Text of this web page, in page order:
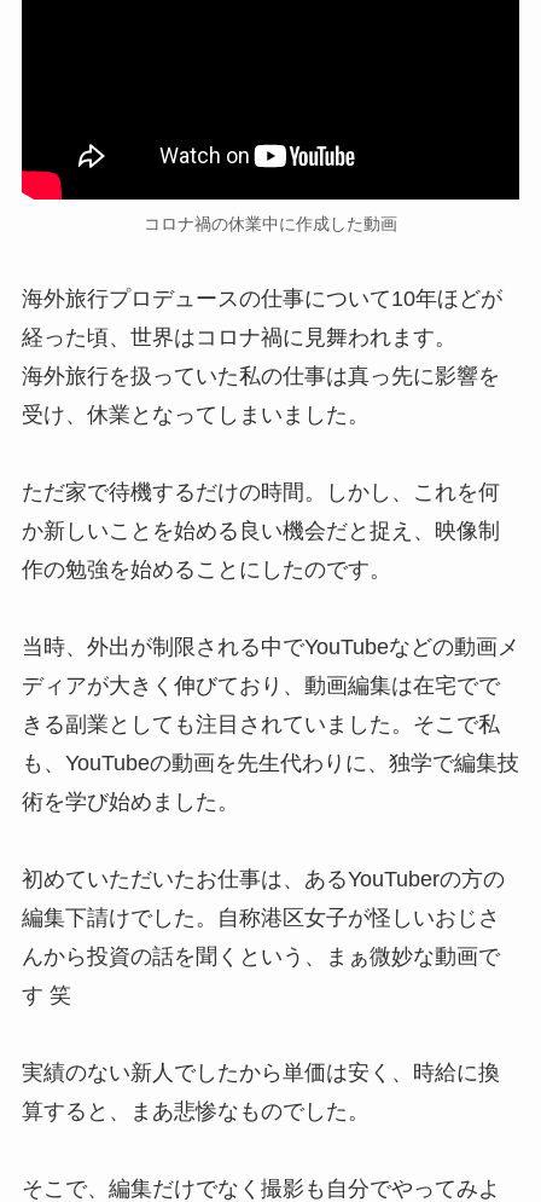
コロナ禍の休業中に作成した動画
海外旅行プロデュースの仕事について10年ほどが
経った頃、世界はコロナ禍に見舞われます。
海外旅行を扱っていた私の仕事は真っ先に影響を
受け、休業となってしまいました。
ただ家で待機するだけの時間。しかし、これを何
か新しいことを始める良い機会だと捉え、映像制
作の勉強を始めることにしたのです。
当時、外出が制限される中でYouTubeなどの動画メ
ディアが大きく伸びており、動画編集は在宅でで
きる副業としても注目されていました。そこで私
も、YouTubeの動画を先生代わりに、独学で編集技
術を学び始めました。
初めていただいたお仕事は、あるYouTuberの方の
編集下請けでした。自称港区女子が怪しいおじさ
んから投資の話を聞くという、まぁ微妙な動画で
す 笑
実績のない新人でしたから単価は安く、時給に換
算すると、まあ悲惨なものでした。
そこで、編集だけでなく撮影も自分でやってみよ